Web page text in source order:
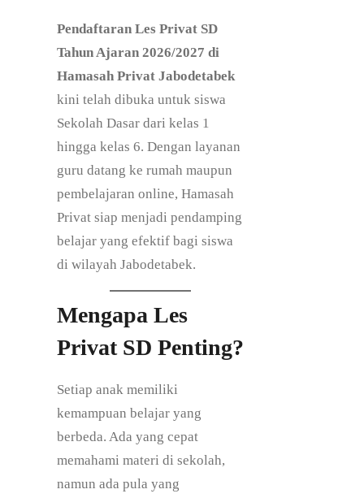
Pendaftaran Les Privat SD
Tahun Ajaran 2026/2027 di
Hamasah Privat Jabodetabek
kini telah dibuka untuk siswa
Sekolah Dasar dari kelas 1
hingga kelas 6. Dengan layanan
guru datang ke rumah maupun
pembelajaran online, Hamasah
Privat siap menjadi pendamping
belajar yang efektif bagi siswa
di wilayah Jabodetabek.
Mengapa Les
Privat SD Penting?
Setiap anak memiliki
kemampuan belajar yang
berbeda. Ada yang cepat
memahami materi di sekolah,
namun ada pula yang